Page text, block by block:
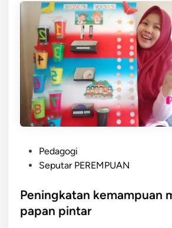
t
e
d
Pedagogi
Seputar PEREMPUAN
Peningkatan kemampuan
papan pintar